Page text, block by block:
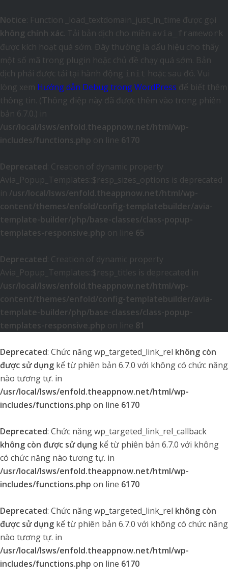
Notice: Function _load_textdomain_just_in_time được gọi
không chính xác. Tải bản dịch cho miền avia_framework
được kích hoạt quá sớm. Đây thường là dấu hiệu cho thấy
một số mã trong plugin hoặc chủ đề chạy quá sớm. Bản
dịch phải được tải tại hành động init hoặc sau đó. Vui
lòng xem Hướng dẫn Debug trong WordPress để biết thêm
thông tin. (Thông điệp này đã được thêm vào trong phiên
bản 6.7.0.) in
/usr/local/lsws/enfold.theappnow.net/html/wp-
includes/functions.php on line 6170
Deprecated: Creation of dynamic property
Avia_Popup_Templates::$resp_sizes_options is deprecated
in /usr/local/lsws/enfold.theappnow.net/html/wp-
content/themes/enfold/config-templatebuilder/avia-
template-builder/php/base-classes/class-popup-
templates-responsive.php on line 65
Deprecated: Creation of dynamic property
Avia_Popup_Templates::$resp_titles is deprecated in
/usr/local/lsws/enfold.theappnow.net/html/wp-
content/themes/enfold/config-templatebuilder/avia-
template-builder/php/base-classes/class-popup-
templates-responsive.php on line 81
Deprecated: Chức năng wp_targeted_link_rel không còn
được sử dụng kể từ phiên bản 6.7.0 với không có chức năng
nào tương tự. in
/usr/local/lsws/enfold.theappnow.net/html/wp-
includes/functions.php on line 6170
Deprecated: Chức năng wp_targeted_link_rel_callback
không còn được sử dụng kể từ phiên bản 6.7.0 với không
có chức năng nào tương tự. in
/usr/local/lsws/enfold.theappnow.net/html/wp-
includes/functions.php on line 6170
Deprecated: Chức năng wp_targeted_link_rel không còn
được sử dụng kể từ phiên bản 6.7.0 với không có chức năng
nào tương tự. in
/usr/local/lsws/enfold.theappnow.net/html/wp-
includes/functions.php on line 6170